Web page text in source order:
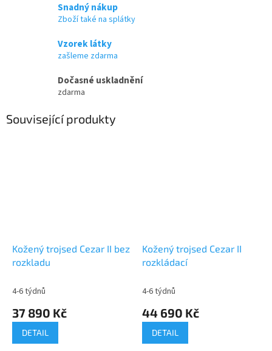
Snadný nákup
Zboží také na splátky
Vzorek látky
zašleme zdarma
Dočasné uskladnění
zdarma
Související produkty
Kožený trojsed Cezar II bez
rozkladu
4-6 týdnů
37 890 Kč
DETAIL
Kožený trojsed Cezar II
rozkládací
4-6 týdnů
44 690 Kč
DETAIL